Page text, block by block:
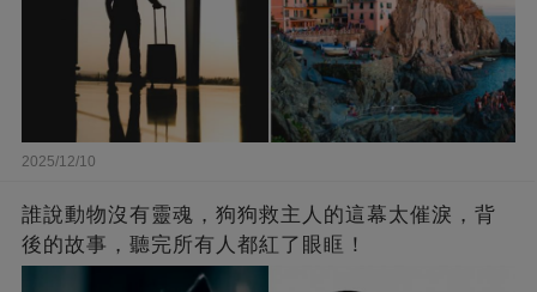
2025/12/10
誰說動物沒有靈魂，狗狗救主人的這幕太催淚，背
後的故事，聽完所有人都紅了眼眶！